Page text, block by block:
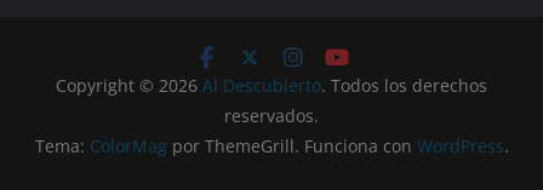
Copyright © 2026 Al Descubierto. Todos los derechos
reservados.
Tema: ColorMag por ThemeGrill. Funciona con WordPress.